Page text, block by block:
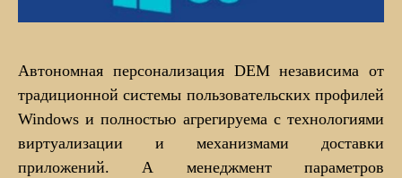
Автономная персонализация DEM независима от
традиционной системы пользовательских профилей
Windows и полностью агрегируема с технологиями
виртуализации и механизмами доставки
приложений. А менеджмент параметров